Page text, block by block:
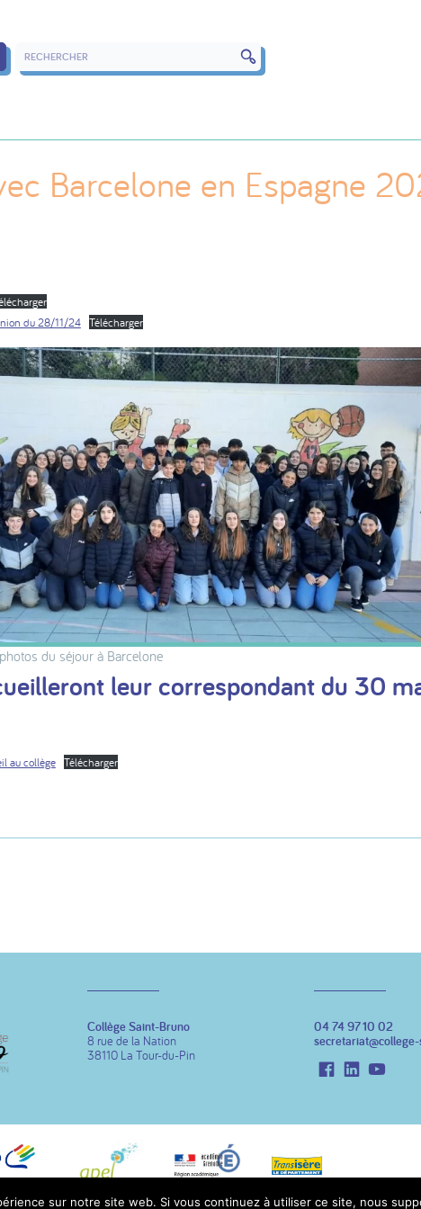
RECHERCHER DANS LES ARTICLES
Barcelone en Espagne
du 28/11/24 Télécharger
du séjour à Barcelone
leur correspondant du 30
au collège Télécharger
Collège Saint-Bruno
8 rue de la Nation
38110 La Tour-du-Pin
04 74 97 10 02
FacebookLinkedIn
sur notre site web. Si vous continuez à utiliser ce site, nous